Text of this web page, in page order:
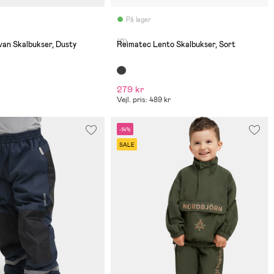
Skalbukser, Dusty
På lager
(0)
Reimatec Lento Skalbukser, Sort
279 kr
Vejl. pris: 489 kr
-14%
SALE